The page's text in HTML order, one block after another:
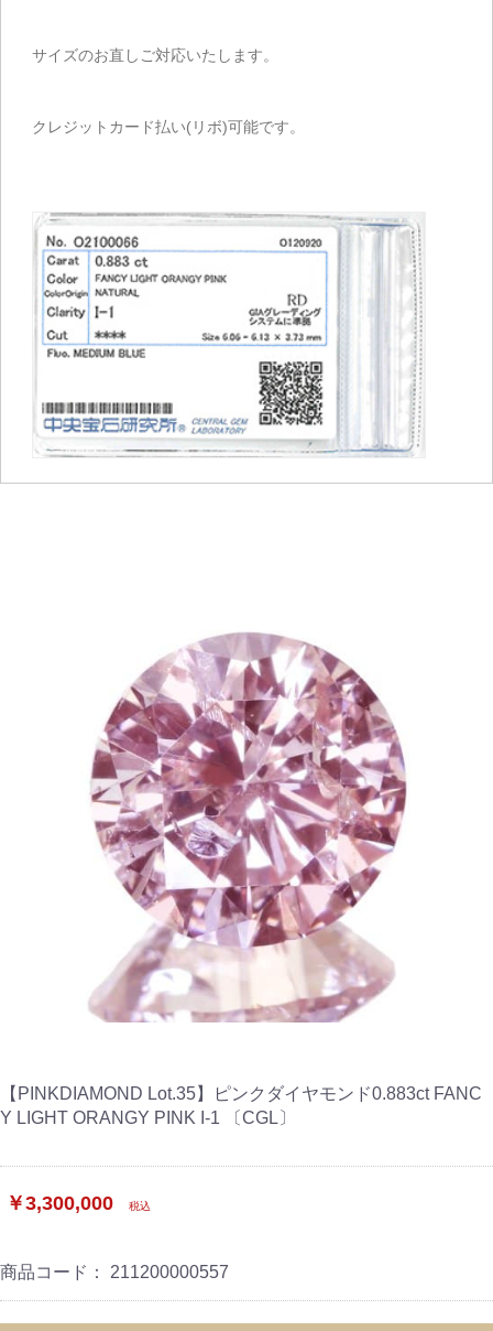
サイズのお直しご対応いたします。
クレジットカード払い(リボ)可能です。
【PINKDIAMOND Lot.35】ピンクダイヤモンド0.883ct FANC
Y LIGHT ORANGY PINK I-1 〔CGL〕
￥3,300,000 税込
商品コード： 211200000557